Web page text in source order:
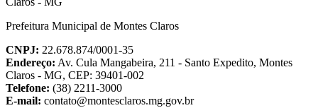
Prefeitura Municipal de Montes Claros
CNPJ: 22.678.874/0001-35
Endereço: Av. Cula Mangabeira, 211 - Santo Expedito, Montes
Claros - MG, CEP: 39401-002
Telefone: (38) 2211-3000
E-mail: contato@montesclaros.mg.gov.br